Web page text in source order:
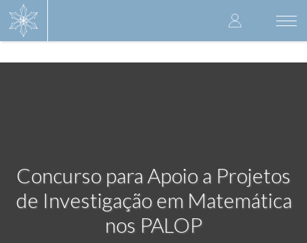
User
account
menu
Concurso para Apoio a Projetos
de Investigação em Matemática
nos PALOP